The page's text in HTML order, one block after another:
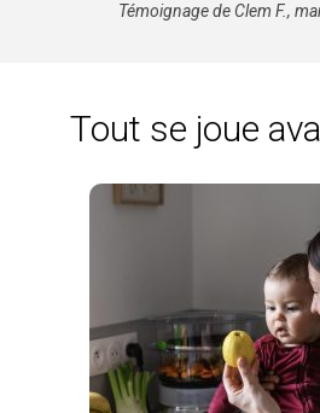
Témoignage de Clem F.,
Tout se joue